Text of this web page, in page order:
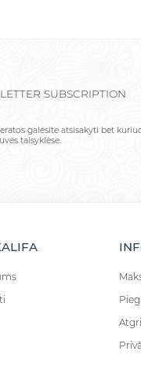
SUBSCRIPTION
galėsite atsisakyti bet
taisyklėse.